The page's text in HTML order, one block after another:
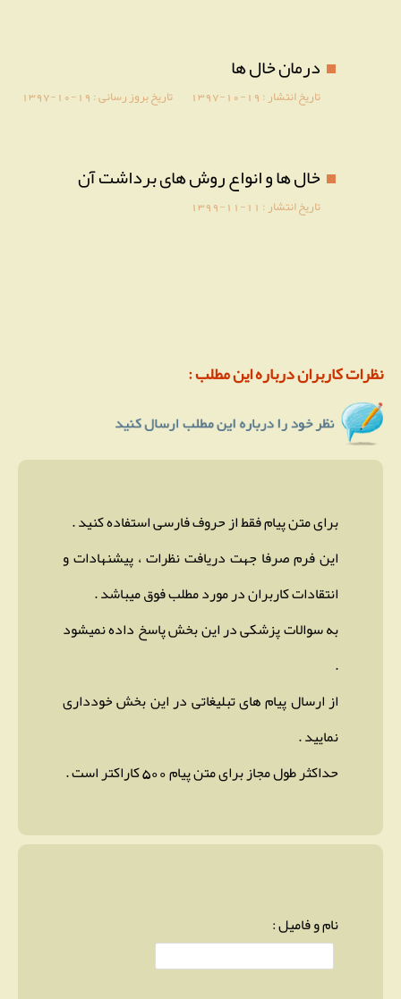
درمان خال ها
تاریخ انتشار :1397-10-19 تاریخ بروز رسانی :1397-10-19
خال ها و انواع روش های برداشت آن
تاریخ انتشار : 1399-11-11
نظرات کاربران درباره این مطلب :
برای متن پیام فقط از حروف فارسی استفاده کنید .
این فرم صرفا جهت دریافت نظرات ، پیشنهادات و
انتقادات کاربران در مورد مطلب فوق میباشد .
به سوالات پزشکی در این بخش پاسخ داده نمیشود
.
از ارسال پیام های تبلیغاتی در این بخش خودداری
نمایید .
حداکثر طول مجاز برای متن پیام 500 کاراکتر است .
نام و فامیل :